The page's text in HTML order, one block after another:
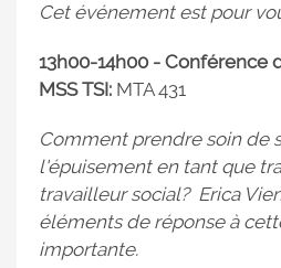
Cet événement est pour
13h00-14h00 - Conférence
MSS TSI: MTA 431
Comment prendre soin de
l'épuisement en tant que
travailleur social? Erica
éléments de réponse à
importante.